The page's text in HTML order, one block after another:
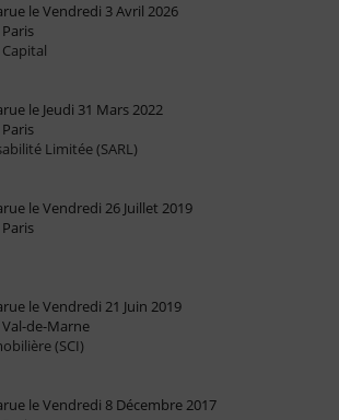
le Vendredi 3 Avril 2026
le Jeudi 31 Mars 2022
Limitée (SARL)
le Vendredi 26 Juillet 2019
le Vendredi 21 Juin 2019
de-Marne
(SCI)
le Vendredi 8 Décembre 2017